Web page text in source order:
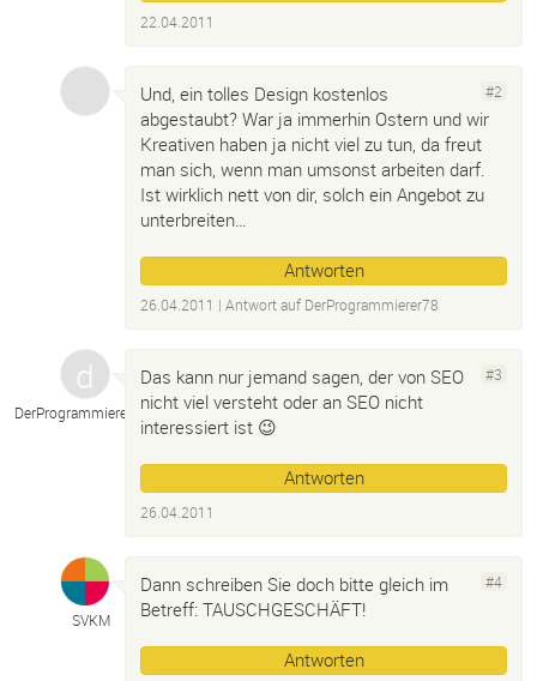
22.04.2011
#2
Und, ein tolles Design kostenlos
abgestaubt? War ja immerhin Ostern und wir
Kreativen haben ja nicht viel zu tun, da freut
man sich, wenn man umsonst arbeiten darf.
Ist wirklich nett von dir, solch ein Angebot zu
unterbreiten…
Antworten
26.04.2011 | Antwort auf DerProgrammierer78
DerProgrammierer78
#3
Das kann nur jemand sagen, der von SEO
nicht viel versteht oder an SEO nicht
interessiert ist 😉
Antworten
26.04.2011
SVKM
#4
Dann schreiben Sie doch bitte gleich im
Betreff: TAUSCHGESCHÄFT!
Antworten